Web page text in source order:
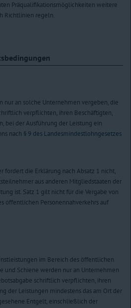
Präqualifikationsmöglichkeiten weitere
Richtlinien regeln.
an solche Unternehmen vergeben, die
verpflichten, ihren Beschäftigten,
bei der Ausführung der Leistung ein
nach § 9 des Landesmindestlohngesetzes
fordert die Erklärung nach Absatz 1 nicht,
aus anderen Mitgliedstaaten der
ist. Satz 1 gilt nicht für die Vergabe von
öffentlichen Personennahverkehrs auf
im Bereich des öffentlichen
und Schiene werden nur an Unternehmen
schriftlich verpflichten, ihren
der Leistungen mindestens das am Ort der
Entgelt, einschließlich der